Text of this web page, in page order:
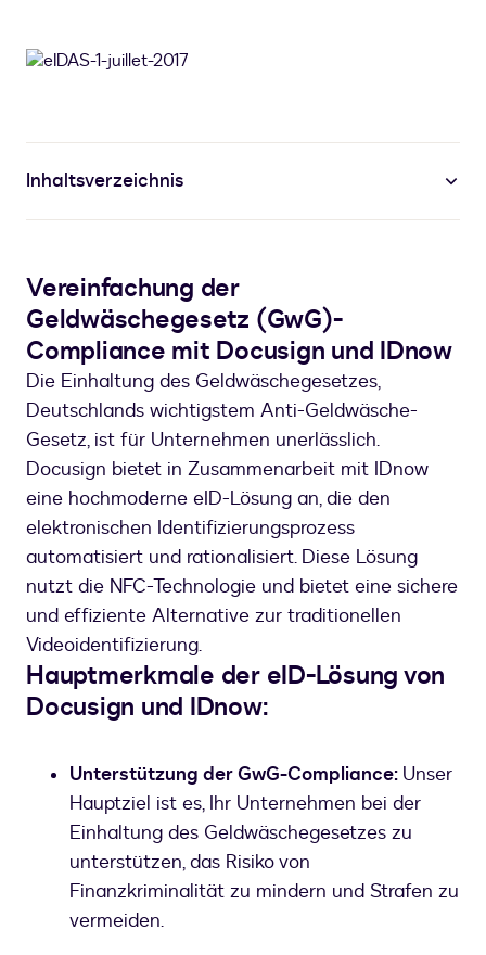
Inhaltsverzeichnis
Vereinfachung der
Geldwäschegesetz (GwG)-
Compliance mit Docusign und IDnow
Die Einhaltung des Geldwäschegesetzes,
Deutschlands wichtigstem Anti-Geldwäsche-
Gesetz, ist für Unternehmen unerlässlich.
Docusign bietet in Zusammenarbeit mit IDnow
eine hochmoderne eID-Lösung an, die den
elektronischen Identifizierungsprozess
automatisiert und rationalisiert. Diese Lösung
nutzt die NFC-Technologie und bietet eine sichere
und effiziente Alternative zur traditionellen
Videoidentifizierung.
Hauptmerkmale der eID-Lösung von
Docusign und IDnow:
Unterstützung der GwG-Compliance: Unser
Hauptziel ist es, Ihr Unternehmen bei der
Einhaltung des Geldwäschegesetzes zu
unterstützen, das Risiko von
Finanzkriminalität zu mindern und Strafen zu
vermeiden.